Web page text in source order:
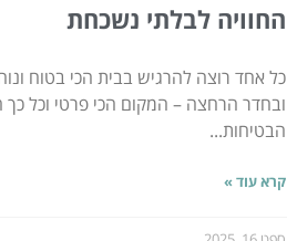
החוויה לבלתי נשכחת
כל אחד רוצה להרגיש בבית הכי בטוח
ובחדר הרחצה – המקום הכי פרטי וכל
הבטיחות...
קרא עוד »